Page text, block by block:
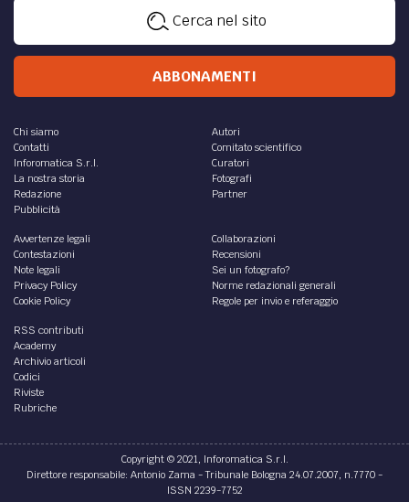
Cerca nel sito
ABBONAMENTI
Chi siamo
Contatti
Inforomatica S.r.l.
La nostra storia
Redazione
Pubblicità
Autori
Comitato scientifico
Curatori
Fotografi
Partner
Avvertenze legali
Contestazioni
Note legali
Privacy Policy
Cookie Policy
Collaborazioni
Recensioni
Sei un fotografo?
Norme redazionali generali
Regole per invio e referaggio
RSS contributi
Academy
Archivio articoli
Codici
Riviste
Rubriche
Copyright © 2021, Inforomatica S.r.l.
Direttore responsabile: Antonio Zama - Tribunale Bologna 24.07.2007, n.7770 -
ISSN 2239-7752